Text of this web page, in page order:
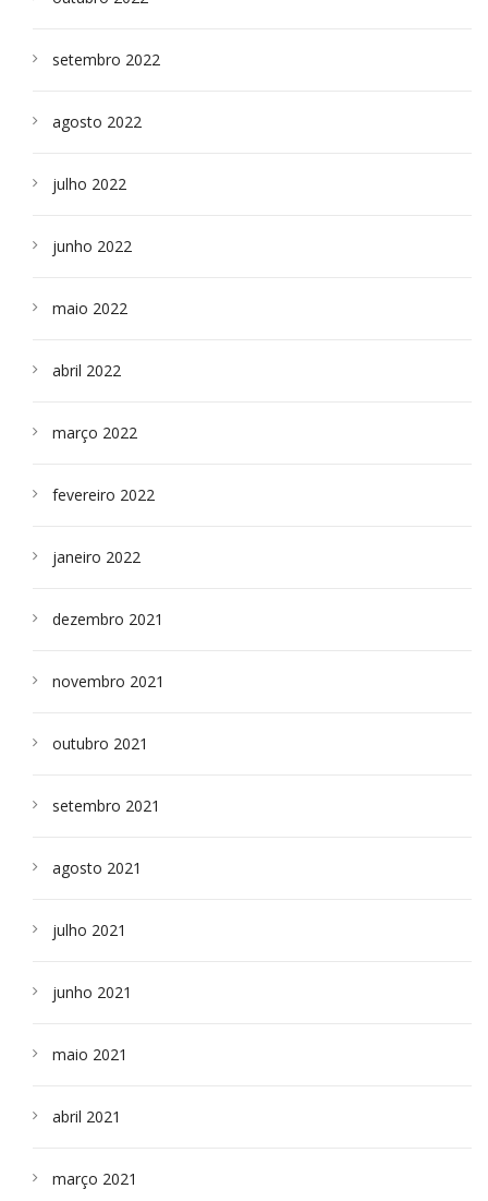
setembro 2022
agosto 2022
julho 2022
junho 2022
maio 2022
abril 2022
março 2022
fevereiro 2022
janeiro 2022
dezembro 2021
novembro 2021
outubro 2021
setembro 2021
agosto 2021
julho 2021
junho 2021
maio 2021
abril 2021
março 2021